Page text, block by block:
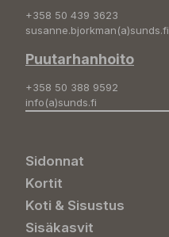
+358 50 439 3623
susanne.bjorkman(a)sunds.fi
Puutarhanhoito
+358 50 388 9592
info(a)sunds.fi
Sidonnat
Kortit
Koti & Sisustus
Sisäkasvit